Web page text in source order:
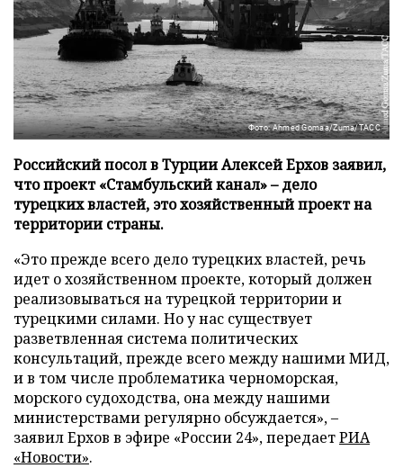
Фото: Ahmed Gomaa/Zuma/ТАСС
Российский посол в Турции Алексей Ерхов заявил,
что проект «Стамбульский канал» – дело
турецких властей, это хозяйственный проект на
территории страны.
«Это прежде всего дело турецких властей, речь
идет о хозяйственном проекте, который должен
реализовываться на турецкой территории и
турецкими силами. Но у нас существует
разветвленная система политических
консультаций, прежде всего между нашими МИД,
и в том числе проблематика черноморская,
морского судоходства, она между нашими
министерствами регулярно обсуждается», –
заявил Ерхов в эфире «России 24», передаетРИА
«Новости».